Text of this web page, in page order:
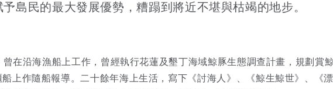
島民的最大發展優勢，糟蹋到將近不堪與枯竭的地步。
在沿海漁船上工作，曾經執行花蓮及墾丁海域鯨豚生態調查計畫，規劃賞
上作隨船報導。二十餘年海上生活，寫下《討海人》、《鯨生鯨世》、《